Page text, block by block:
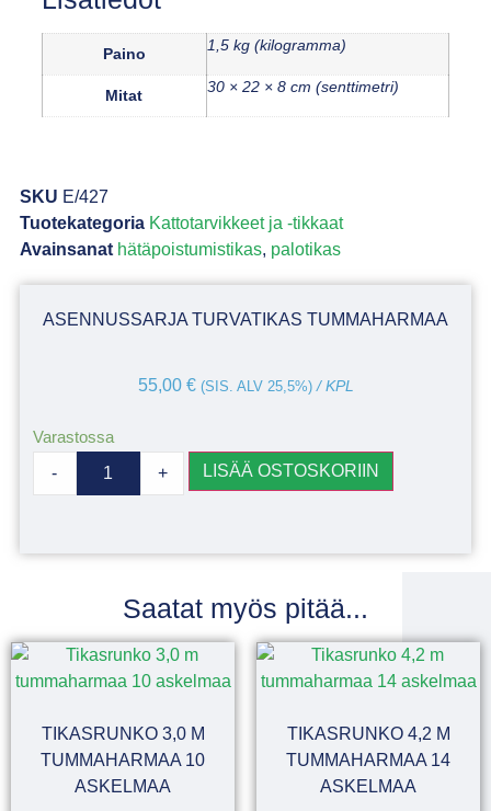
Paino 1,5 kg (kilogramma)
Mitat 30 × 22 × 8 cm (senttimetri)
SKU E/427
Tuotekategoria Kattotarvikkeet ja -tikkaat
Avainsanat hätäpoistumistikas, palotikas
ASENNUSSARJA TURVATIKAS TUMMAHARMAA
55,00 € (SIS. ALV 25,5%)/ KPL
Varastossa
- + LISÄÄ OSTOSKORIIN
Saatat myös pitää...
TIKASRUNKO 3,0 M
TUMMAHARMAA 10
ASKELMAA
TIKASRUNKO 4,2 M
TUMMAHARMAA 14
ASKELMAA